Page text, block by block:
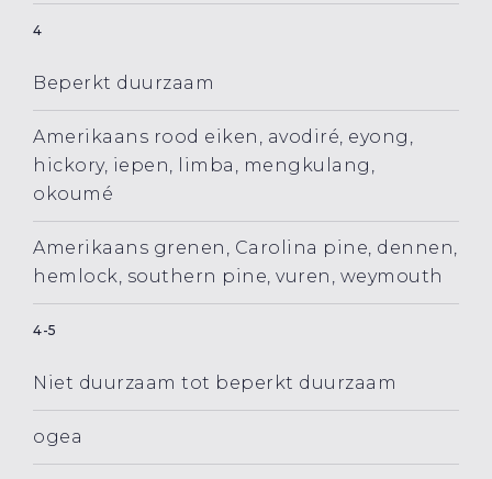
4
Beperkt duurzaam
Amerikaans rood eiken, avodiré, eyong,
hickory, iepen, limba, mengkulang,
okoumé
Amerikaans grenen, Carolina pine, dennen,
hemlock, southern pine, vuren, weymouth
4-5
Niet duurzaam tot beperkt duurzaam
ogea